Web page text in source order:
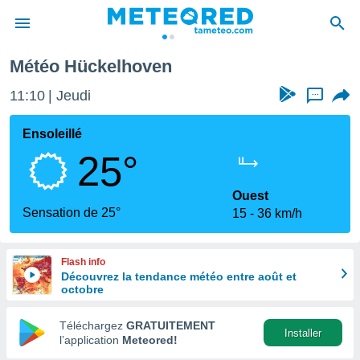
de
en
Météo Hückelhoven
11:10 Jeudi ...
Ensoleillé
25°
Sensation de 25°
Ouest
15
36 km/h
Flash info
Découvrez la tendance météo entre août et
octobre
Téléchargez GRATUITEMENT
l’application Meteored!
Installer